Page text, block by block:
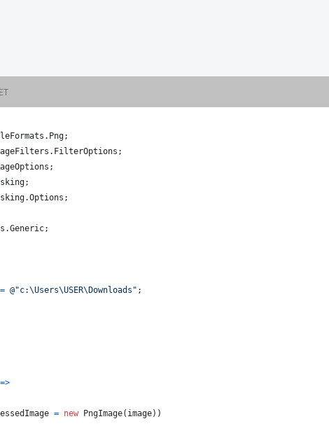
. Png;
. FilterOptions ;
;
;
.Options ;
.Generic;
= @"c:\Users\USER\Downloads" ;
=>
= new PngImage( image) )